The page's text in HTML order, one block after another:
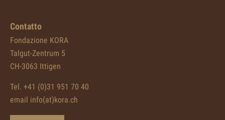
Contatto
Fondazione KORA
Talgut-Zentrum 5
CH-3063 Ittigen
Tel. +41 (0)31 951 70 40
email info(at)kora.ch